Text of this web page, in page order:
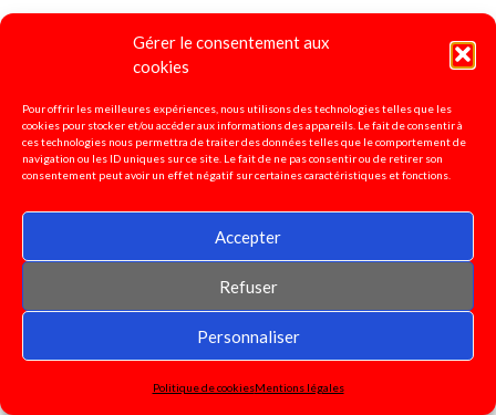
Gérer le consentement aux
cookies
Pour offrir les meilleures expériences, nous utilisons des technologies telles que les
cookies pour stocker et/ou accéder aux informations des appareils. Le fait de consentir à
ces technologies nous permettra de traiter des données telles que le comportement de
navigation ou les ID uniques sur ce site. Le fait de ne pas consentir ou de retirer son
consentement peut avoir un effet négatif sur certaines caractéristiques et fonctions.
Accepter
Refuser
Personnaliser
Politique de cookiesMentions légales
4 pages national spécial Constellations 2021